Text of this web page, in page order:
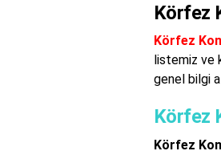
Körfez
Körfez
listemiz ve
genel bilgi
Körfez
Körfez